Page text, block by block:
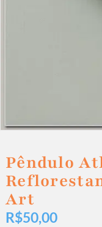
Pêndulo
Art
R$50,00